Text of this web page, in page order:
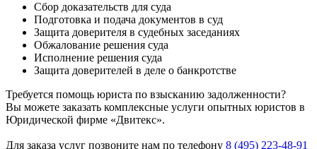
Сбор доказательств для суда
Подготовка и подача документов в суд
Защита доверителя в судебных заседаниях
Обжалование решения суда
Исполнение решения суда
Защита доверителей в деле о банкротстве
Требуется помощь юриста по взысканию задолженности?
Вы можете заказать комплексные услуги опытных юристов в
Юридической фирме «Двитекс».
Для заказа услуг позвоните нам по телефону 8 (495) 223-48-91